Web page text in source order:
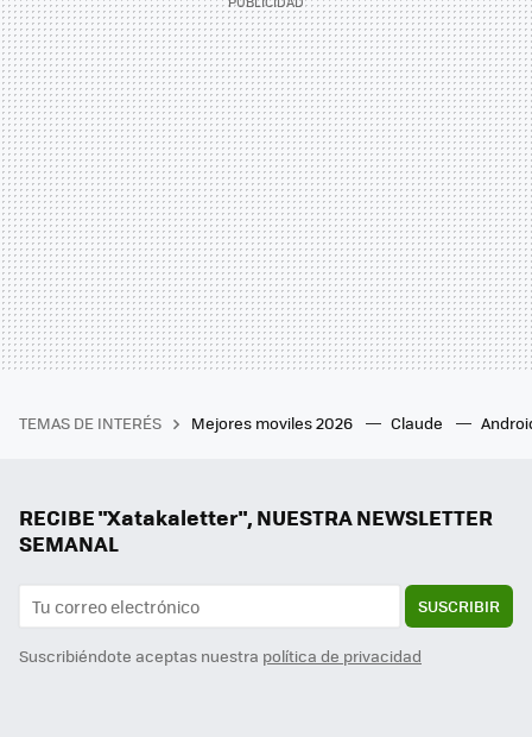
TEMAS DE INTERÉS Mejores moviles 2026 Claude
RECIBE "Xatakaletter", NUESTRA NEWSLETTER
SEMANAL
SUSCRIBIR
Suscribiéndote aceptas nuestra política de privacidad